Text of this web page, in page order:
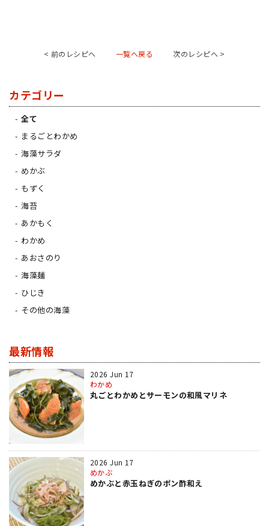
< 前のレシピへ 一覧へ戻る 次のレシピへ >
カテゴリー
全て
まるごとわかめ
海藻サラダ
めかぶ
もずく
海苔
あかもく
わかめ
あおさのり
海藻麺
ひじき
その他の海藻
最新情報
2026 Jun 17
わかめ
丸ごとわかめとサーモンの和風マリネ
2026 Jun 17
めかぶ
めかぶと赤玉ねぎのポン酢和え